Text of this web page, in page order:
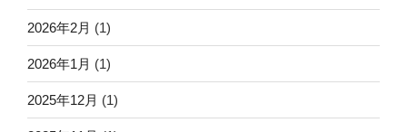
2026年2月 (1)
2026年1月 (1)
2025年12月 (1)